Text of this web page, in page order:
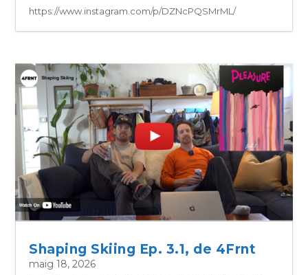
https://www.instagram.com/p/DZNcPQSMrML/
Shaping Skiing Ep. 3.1, de 4Frnt
maig 18, 2026